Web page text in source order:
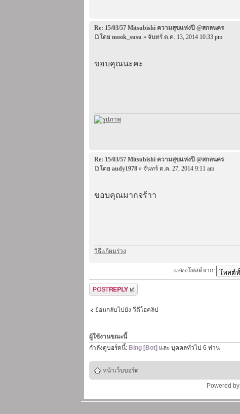
Re: 15/03/57 Mitsubishi ความสุขแห่งปี @สกลนคร
โดย mook_susu » จันทร์ ต.ค. 13, 2014 10:33 pm
ขอบคุณนะคะ
Re: 15/03/57 Mitsubishi ความสุขแห่งปี @สกลนคร
โดย audy1978 » จันทร์ ต.ค. 27, 2014 9:11 am
ขอบคุณมากจร้าา
วิธีแก้ผมร่วง
แสดงโพสต์จาก:
ตอบกระทู้
ย้อนกลับไปยัง วีดีโอคลิป
ผู้ใช้งานขณะนี้
กำลังดูบอร์ดนี้: Bing [Bot] และ บุคคลทั่วไป 6 ท่าน
หน้าเว็บบอร์ด
Powered by